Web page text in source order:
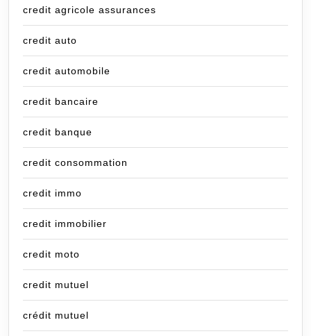
credit agricole assurances
credit auto
credit automobile
credit bancaire
credit banque
credit consommation
credit immo
credit immobilier
credit moto
credit mutuel
crédit mutuel